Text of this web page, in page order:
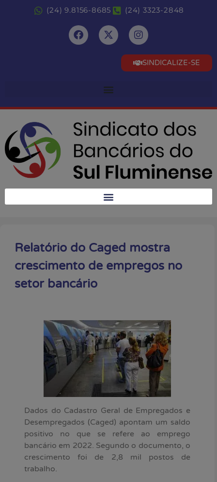
(24) 9.8156-8685 (24) 3323-2848
SINDICALIZE-SE
Relatório do Caged mostra
crescimento de empregos no
setor bancário
Dados do Cadastro Geral de Empregados e
Desempregados (Caged) apontam um saldo
positivo no que se refere ao emprego
bancário em 2022. Segundo o documento, o
crescimento foi de 2,8 mil postos de
trabalho.